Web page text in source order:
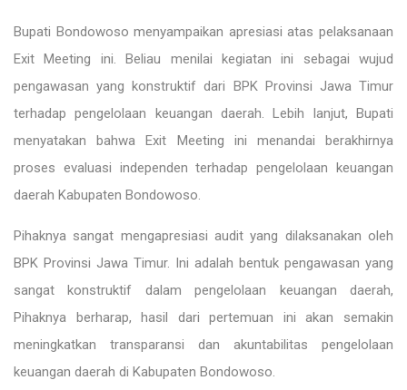
Bupati Bondowoso menyampaikan apresiasi atas pelaksanaan
Exit Meeting ini. Beliau menilai kegiatan ini sebagai wujud
pengawasan yang konstruktif dari BPK Provinsi Jawa Timur
terhadap pengelolaan keuangan daerah. Lebih lanjut, Bupati
menyatakan bahwa Exit Meeting ini menandai berakhirnya
proses evaluasi independen terhadap pengelolaan keuangan
daerah Kabupaten Bondowoso.
Pihaknya sangat mengapresiasi audit yang dilaksanakan oleh
BPK Provinsi Jawa Timur. Ini adalah bentuk pengawasan yang
sangat konstruktif dalam pengelolaan keuangan daerah,
Pihaknya berharap, hasil dari pertemuan ini akan semakin
meningkatkan transparansi dan akuntabilitas pengelolaan
keuangan daerah di Kabupaten Bondowoso.